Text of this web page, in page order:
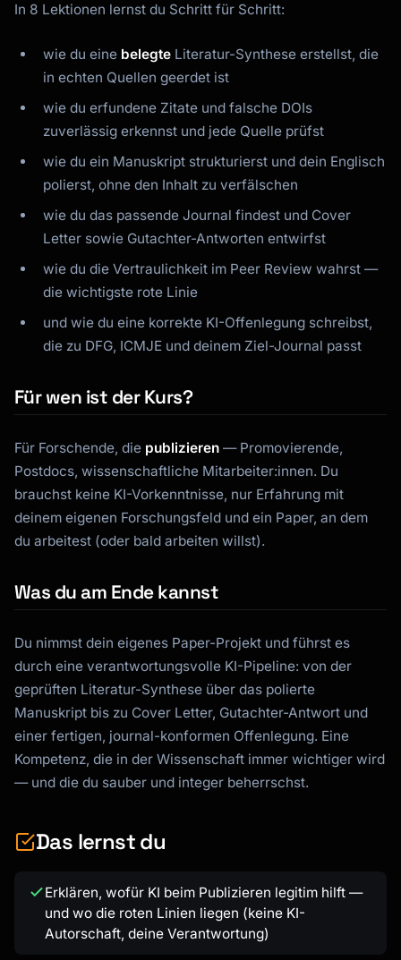
In 8 Lektionen lernst du Schritt für Schritt:
wie du eine belegte Literatur-Synthese erstellst, die
in echten Quellen geerdet ist
wie du erfundene Zitate und falsche DOIs
zuverlässig erkennst und jede Quelle prüfst
wie du ein Manuskript strukturierst und dein Englisch
polierst, ohne den Inhalt zu verfälschen
wie du das passende Journal findest und Cover
Letter sowie Gutachter-Antworten entwirfst
wie du die Vertraulichkeit im Peer Review wahrst —
die wichtigste rote Linie
und wie du eine korrekte KI-Offenlegung schreibst,
die zu DFG, ICMJE und deinem Ziel-Journal passt
Für wen ist der Kurs?
Für Forschende, die publizieren — Promovierende,
Postdocs, wissenschaftliche Mitarbeiter:innen. Du
brauchst keine KI-Vorkenntnisse, nur Erfahrung mit
deinem eigenen Forschungsfeld und ein Paper, an dem
du arbeitest (oder bald arbeiten willst).
Was du am Ende kannst
Du nimmst dein eigenes Paper-Projekt und führst es
durch eine verantwortungsvolle KI-Pipeline: von der
geprüften Literatur-Synthese über das polierte
Manuskript bis zu Cover Letter, Gutachter-Antwort und
einer fertigen, journal-konformen Offenlegung. Eine
Kompetenz, die in der Wissenschaft immer wichtiger wird
— und die du sauber und integer beherrschst.
Das lernst du
Erklären, wofür KI beim Publizieren legitim hilft —
und wo die roten Linien liegen (keine KI-
Autorschaft, deine Verantwortung)
Kai
Kursfinder · für dich da